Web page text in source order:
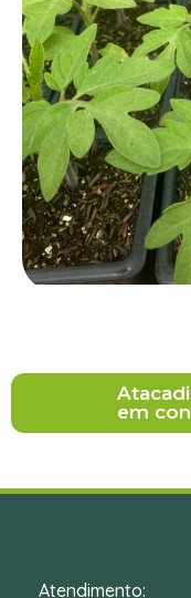
em
Atendimento: